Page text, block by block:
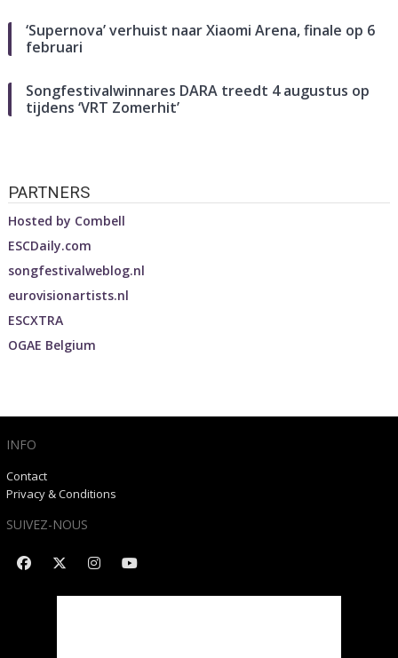
‘Supernova’ verhuist naar Xiaomi Arena, finale op 6
februari
Songfestivalwinnares DARA treedt 4 augustus op
tijdens ‘VRT Zomerhit’
PARTNERS
Hosted by Combell
ESCDaily.com
songfestivalweblog.nl
eurovisionartists.nl
ESCXTRA
OGAE Belgium
INFO
Contact
Privacy & Conditions
SUIVEZ-NOUS